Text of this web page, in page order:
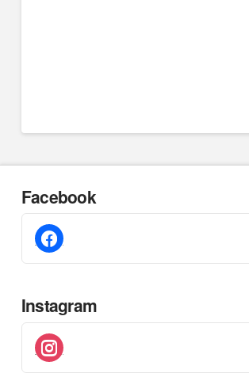
Facebook
facebook
Instagram
instagram